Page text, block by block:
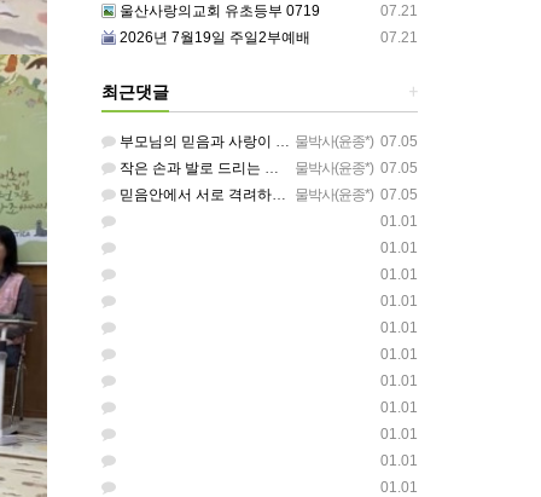
07.21
울산사랑의교회 유초등부 0719
07.21
2026년 7월19일 주일2부예배
+
최근댓글
물박사(윤종*) 07.05
부모님의 믿음과 사랑이 아이들에게 아름답게 이어지길 축복합니다
물박사(윤종*) 07.05
작은 손과 발로 드리는 찬양이 참 아름답습니다 하나님의 사랑이 늘 함께하길 기도합니다
물박사(윤종*) 07.05
믿음안에서 서로 격려하며 아름답게 성장하는 중고등부가 되길 응원합니다
01.01
01.01
01.01
01.01
01.01
01.01
01.01
01.01
01.01
01.01
01.01